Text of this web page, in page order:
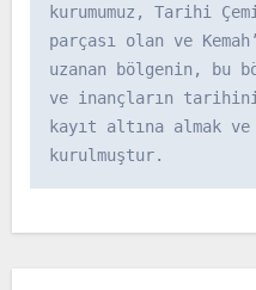
kurumumuz, Tarihi
parçası olan ve
uzanan bölgenin, bu
ve inançların tarihini
kayıt altına almak ve
kurulmuştur.